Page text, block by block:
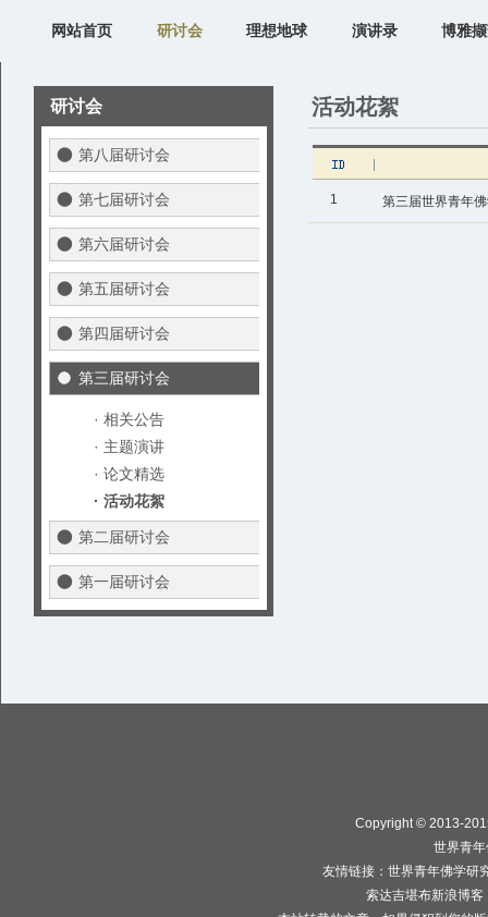
网站首页 研讨会 理想地球 演讲录 博雅
研讨会
第八届研讨会
第七届研讨会
第六届研讨会
第五届研讨会
第四届研讨会
第三届研讨会
· 相关公告
· 主题演讲
· 论文精选
· 活动花絮
第二届研讨会
第一届研讨会
活动花絮
1 第三届世界青年
Copyright © 2013-
世界青
友情链接： 世界青年佛学研
索达吉堪布新浪博客